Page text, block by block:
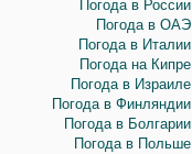
Погода в России
Погода в ОАЭ
Погода в Италии
Погода на Кипре
Погода в Израиле
Погода в Финляндии
Погода в Болгарии
Погода в Польше